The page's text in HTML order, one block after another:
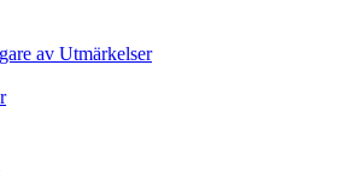
av Utmärkelser